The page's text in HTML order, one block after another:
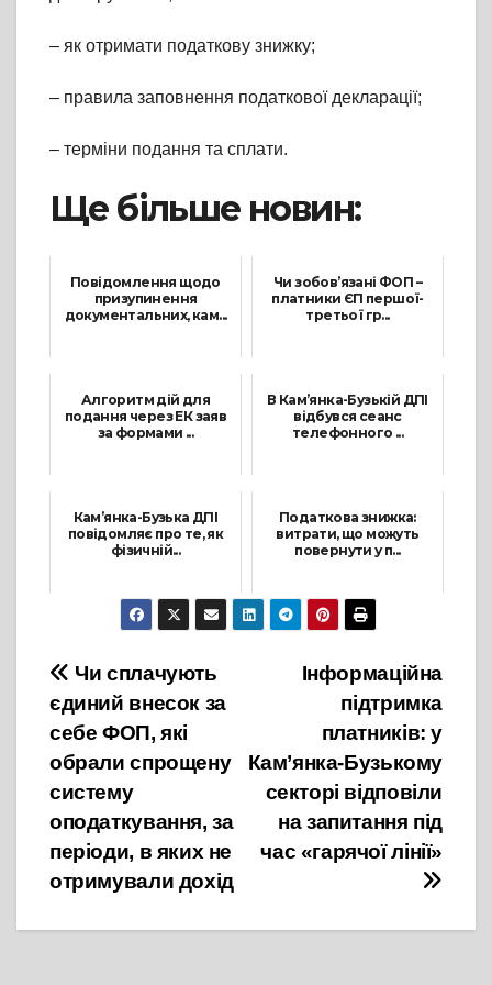
– як отримати податкову знижку;
– правила заповнення податкової декларації;
– терміни подання та сплати.
Ще більше новин:
Повідомлення щодо
призупинення
документальних, кам...
Чи зобов’язані ФОП –
платники ЄП першої-
третьої гр...
Алгоритм дій для
подання через ЕК заяв
за формами ...
В Кам’янка-Бузькій ДПІ
відбувся сеанс
телефонного ...
Кам’янка-Бузька ДПІ
повідомляє про те, як
фізичній...
20 Травня, 2022
Податкова знижка:
витрати, що можуть
повернути у п...
23 Жовтня, 2023
Навігація
записів
Інформаційна
підтримка
платників: у
Кам’янка-Бузькому
секторі відповіли
на запитання під
час «гарячої лінії»
Чи сплачують
єдиний внесок за
себе ФОП, які
обрали спрощену
систему
оподаткування, за
періоди, в яких не
отримували дохід